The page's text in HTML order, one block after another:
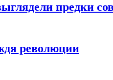
предки
революции